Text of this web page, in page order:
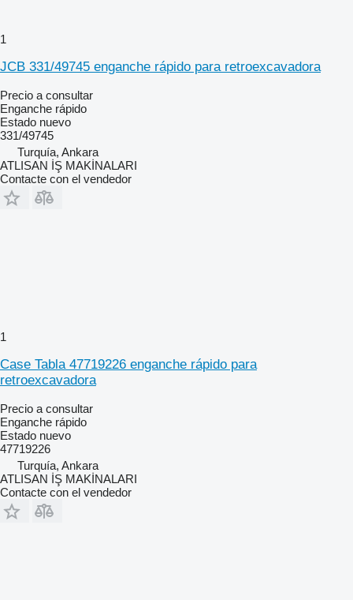
1
JCB 331/49745 enganche rápido para retroexcavadora
Precio a consultar
Enganche rápido
Estado nuevo
331/49745
Turquía, Ankara
ATLISAN İŞ MAKİNALARI
Contacte con el vendedor
1
Case Tabla 47719226 enganche rápido para
retroexcavadora
Precio a consultar
Enganche rápido
Estado nuevo
47719226
Turquía, Ankara
ATLISAN İŞ MAKİNALARI
Contacte con el vendedor